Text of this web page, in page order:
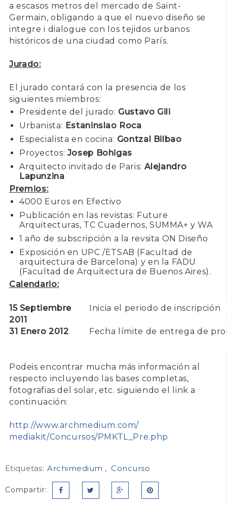
a escasos metros del mercado de Saint-
Germain, obligando a que el nuevo diseño se
integre i dialogue con los tejidos urbanos
históricos de una ciudad como París.
Jurado:
El jurado contará con la presencia de los
siguientes miembros:
Presidente del jurado: Gustavo Gili
Urbanista: Estaninslao Roca
Especialista en cocina: Gontzal Bilbao
Proyectos: Josep Bohigas
Arquitecto invitado de Paris: Alejandro
Lapunzina
Premios:
4000 Euros en Efectivo
Publicación en las revistas: Future
Arquitecturas, TC Cuadernos, SUMMA+ y WA
1 año de subscripción a la revsita ON Diseño
Exposición en UPC /ETSAB (Facultad de
arquitectura de Barcelona) y en la FADU
(Facultad de Arquitectura de Buenos Aires).
Calendario:
15 Septiembre
2011
Inicia el periodo de inscripción
31 Enero 2012 Fecha límite de entrega de
Podeis encontrar mucha más información al
respecto incluyendo las bases completas,
fotografias del solar, etc. siguiendo el link a
continuación:
http://www.archmedium.com/
mediakit/Concursos/PMKTL_Pre.php
Etiquetas: Archimedium Concurso
Compartir: